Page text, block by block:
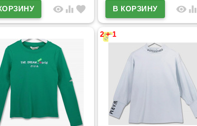
visibility equalizer favorite visibility equalizer
2 + 1